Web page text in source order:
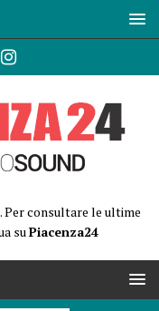
. Per consultare le ultime
suPiacenza24